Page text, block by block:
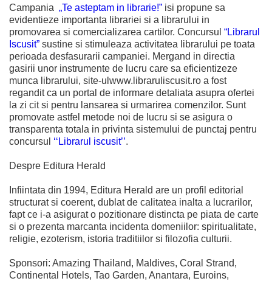
Campania „Te asteptam in librarie!” isi propune sa
evidentieze importanta librariei si a librarului in
promovarea si comercializarea cartilor. Concursul “Librarul
Iscusit” sustine si stimuleaza activitatea librarului pe toata
perioada desfasurarii campaniei. Mergand in directia
gasirii unor instrumente de lucru care sa eficientizeze
munca librarului, site-ulwww.libraruliscusit.ro a fost
regandit ca un portal de informare detaliata asupra ofertei
la zi cit si pentru lansarea si urmarirea comenzilor. Sunt
promovate astfel metode noi de lucru si se asigura o
transparenta totala in privinta sistemului de punctaj pentru
concursul ‘‘Librarul iscusit’’.
Despre Editura Herald
Infiintata din 1994, Editura Herald are un profil editorial
structurat si coerent, dublat de calitatea inalta a lucrarilor,
fapt ce i-a asigurat o pozitionare distincta pe piata de carte
si o prezenta marcanta incidenta domeniilor: spiritualitate,
religie, ezoterism, istoria traditiilor si filozofia culturii.
Sponsori: Amazing Thailand, Maldives, Coral Strand,
Continental Hotels, Tao Garden, Anantara, Euroins,